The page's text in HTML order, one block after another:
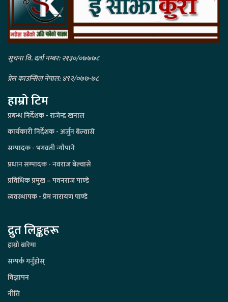
सुचना वि. दर्ता नम्बर: २१३०/०७७७८
प्रेस काउन्सिल नेपाल: ४९२/०७७-७८
हाम्रो टिम
प्रबन्ध निर्देशक - राजेन्द्र खनाल
कार्यकारी निर्देशक - अर्जुन बेल्वासे
सम्पादक - भगवती न्यौपाने
प्रधान सम्पादक - नवराज बेल्वासे
प्रविधिक प्रमुख – पवनराज पाण्डे
व्यवस्थापक - प्रेम नारायण पाण्डे
द्रुत लिङ्कहरू
हाम्रो बारेमा
सम्पर्क गर्नुहोस्
विज्ञापन
नीति